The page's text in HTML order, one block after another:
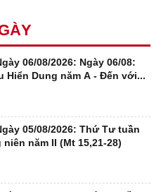
06/08/2026: Ngày 06/08:
Hiển Dung năm A - Đến với...
05/08/2026: Thứ Tư tuần
năm II (Mt 15,21-28)